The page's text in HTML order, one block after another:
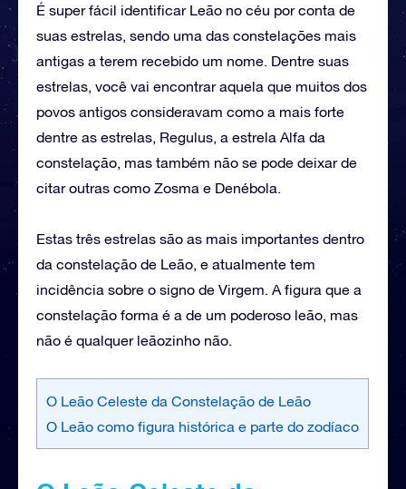
É super fácil identificar Leão no céu por conta de
suas estrelas, sendo uma das constelações mais
antigas a terem recebido um nome. Dentre suas
estrelas, você vai encontrar aquela que muitos dos
povos antigos consideravam como a mais forte
dentre as estrelas, Regulus, a estrela Alfa da
constelação, mas também não se pode deixar de
citar outras como Zosma e Denébola.
Estas três estrelas são as mais importantes dentro
da constelação de Leão, e atualmente tem
incidência sobre o signo de Virgem. A figura que a
constelação forma é a de um poderoso leão, mas
não é qualquer leãozinho não.
O Leão Celeste da Constelação de Leão
O Leão como figura histórica e parte do zodíaco